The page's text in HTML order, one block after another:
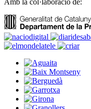
Amb la col·laboració de: